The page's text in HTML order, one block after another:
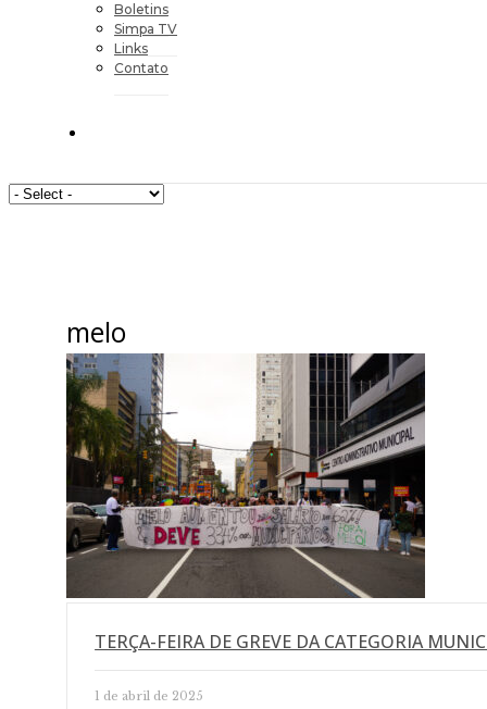
Boletins
Simpa TV
Links
Contato
melo
TERÇA-FEIRA DE GREVE DA CATEGORIA
1 de abril de 2025